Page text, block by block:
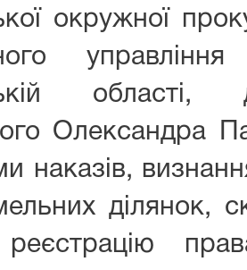
окружної
Олександра
наказів,
ділянок,